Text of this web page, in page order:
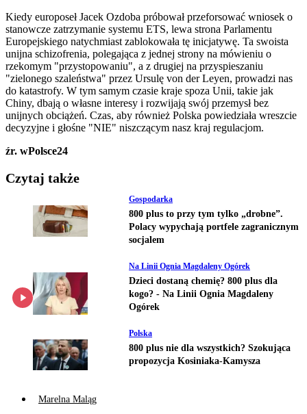
Kiedy europoseł Jacek Ozdoba próbował przeforsować wniosek o
stanowcze zatrzymanie systemu ETS, lewa strona Parlamentu
Europejskiego natychmiast zablokowała tę inicjatywę. Ta swoista
unijna schizofrenia, polegająca z jednej strony na mówieniu o
rzekomym "przystopowaniu", a z drugiej na przyspieszaniu
"zielonego szaleństwa" przez Ursulę von der Leyen, prowadzi nas
do katastrofy. W tym samym czasie kraje spoza Unii, takie jak
Chiny, dbają o własne interesy i rozwijają swój przemysł bez
unijnych obciążeń. Czas, aby również Polska powiedziała wreszcie
decyzyjne i głośne "NIE" niszczącym nasz kraj regulacjom.
źr. wPolsce24
Czytaj także
Gospodarka
800 plus to przy tym tylko „drobne”.
Polacy wypychają portfele zagranicznym
socjalem
Na Linii Ognia Magdaleny Ogórek
Dzieci dostaną chemię? 800 plus dla
kogo? - Na Linii Ognia Magdaleny
Ogórek
Polska
800 plus nie dla wszystkich? Szokująca
propozycja Kosiniaka-Kamysza
Marelna Maląg